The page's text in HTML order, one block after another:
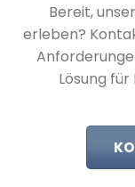
Bereit,
erleben?
Lösung